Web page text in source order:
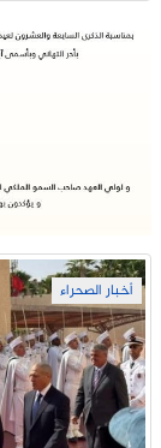
أخبار الصحراء